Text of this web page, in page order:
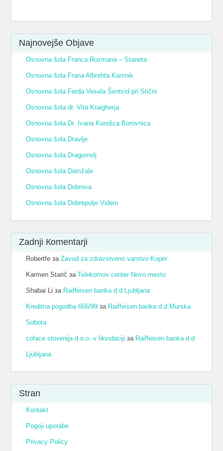
Najnovejše Оbjave
Osnovna šola Franca Rozmana – Staneta
Osnovna šola Frana Albrehta Kamnik
Osnovna šola Ferda Vesela Šentvid pri Stični
Osnovna šola dr. Vita Kraigherja
Osnovna šola Dr. Ivana Korošca Borovnica
Osnovna šola Dravlje
Osnovna šola Dragomelj
Osnovna šola Domžale
Osnovna šola Dobrova
Osnovna šola Dobrepolje Videm
Zadnji Кomentarji
Robertfe заZavod za zdravstveno varstvo Koper
Karmen Starič заTelekomov center Novo mesto
Shabai Li за Raiffeisen banka d.d Ljubljana
Kreditna pogodba 666/99 за Raiffeisen banka d.d.Murska
Sobota
coface slovenija d.o.o. v likvidaciji за Raiffeisen banka d.d
Ljubljana
Stran
Kontakt
Pogoji uporabe
Privacy Policy